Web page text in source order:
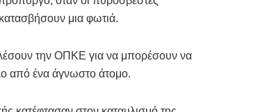
μια φωτιά.
την ΟΠΚΕ για να μπορέσουν να
από ένα άγνωστο άτομο.